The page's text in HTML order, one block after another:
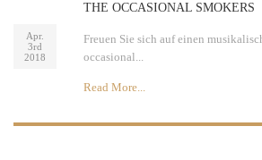
Apr.
3rd
2018
THE OCCASIONAL SMOKERS
Freuen Sie sich auf einen
occasional...
Read More...